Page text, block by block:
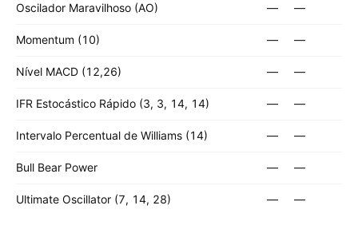
Oscilador Maravilhoso (AO) — —
Momentum (10) — —
Nível MACD (12,26) — —
IFR Estocástico Rápido (3, 3, 14, 14) — —
Intervalo Percentual de Williams (14) — —
Bull Bear Power — —
Ultimate Oscillator (7, 14, 28) — —